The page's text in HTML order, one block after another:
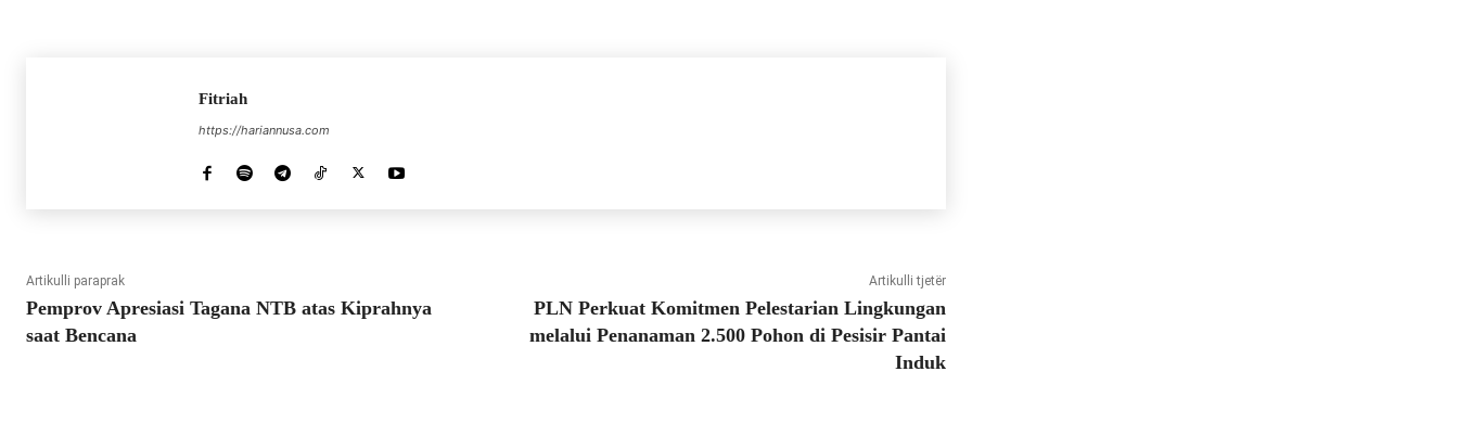
Fitriah
https://hariannusa.com
Artikulli paraprak
Pemprov Apresiasi Tagana NTB atas Kiprahnya
saat Bencana
Artikulli tjetër
PLN Perkuat Komitmen Pelestarian Lingkungan
melalui Penanaman 2.500 Pohon di Pesisir Pantai
Induk